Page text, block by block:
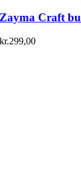
Zayma Craft
kr.299,00